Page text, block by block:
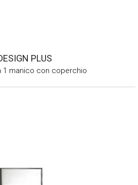
PLUS
1 manico con coperchio